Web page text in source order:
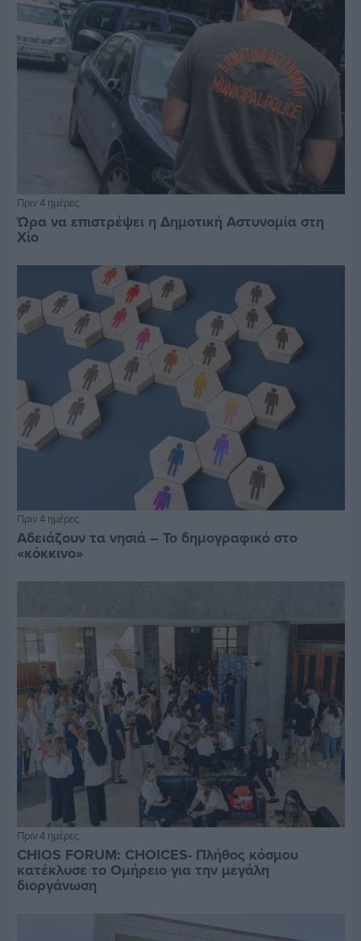
Πριν 4 ημέρες
Ώρα να επιστρέψει η Δημοτική Αστυνομία στη
Χίο
Πριν 4 ημέρες
Αδειάζουν τα νησιά – Το δημογραφικό στο
«κόκκινο»
Πριν 4 ημέρες
CHIOS FORUM: CHOICES- Πλήθος κόσμου
κατέκλυσε το Ομήρειο για την μεγάλη
διοργάνωση